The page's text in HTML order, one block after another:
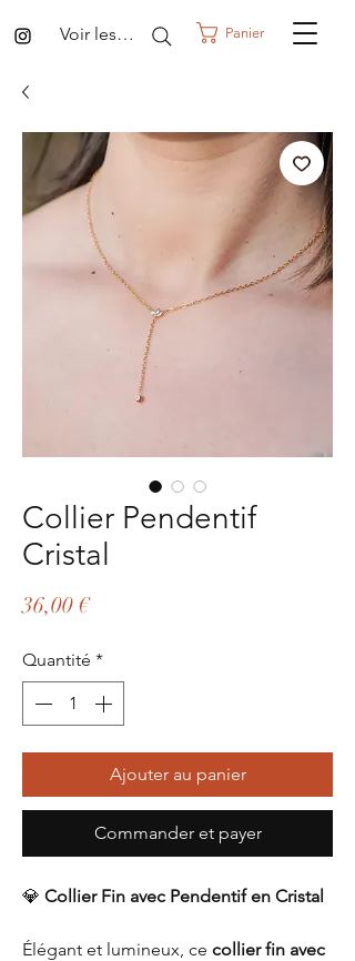
Panier
Voir les points
Collier Pendentif
Cristal
36,00 €Prix
Quantité *
Ajouter au panier
Commander et payer
💎 Collier Fin avec Pendentif en Cristal
Élégant et lumineux, ce collier fin avec